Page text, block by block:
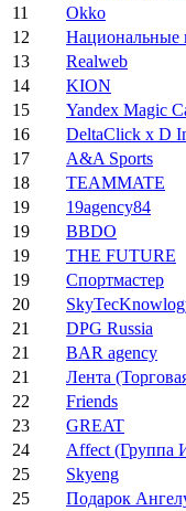
11
Okko
12
Национальные
13
Realweb
14
KION
15
Yandex Magic
16
DeltaClick x D
17
A&A Sports
18
TEAMMATE
19
19agency84
19
BBDO
19
THE FUTURE
19
Спортмастер
20
21
DPG Russia
21
BAR аgency
21
Лента
22
Friends
23
GREAT
24
Affect (Группа
25
Skyeng
25
Подарок